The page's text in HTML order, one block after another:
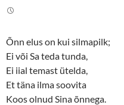
Õnn elus on kui silmapilk;
Ei või Sa teda tunda,
Ei iial temast ütelda,
Et täna ilma soovita
Koos olnud Sina õnnega.